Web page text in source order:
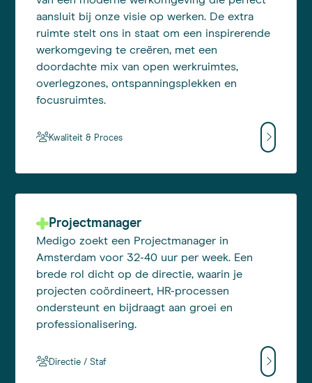
aansluit bij onze visie op werken. De extra
ruimte stelt ons in staat om een inspirerende
werkomgeving te creëren, met een
doordachte mix van open werkruimtes,
overlegzones, ontspanningsplekken en
focusruimtes.
Kwaliteit & Proces
Projectmanager
Medigo zoekt een Projectmanager in
Amsterdam voor 32-40 uur per week. Een
brede rol dicht op de directie, waarin je
projecten coördineert, HR-processen
ondersteunt en bijdraagt aan groei en
professionalisering.
Directie / Staf